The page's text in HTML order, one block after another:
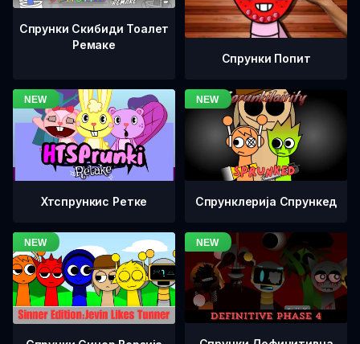
Спрунки Скибиди Тоалет
Ремаке
Спрунки Попит
Хтспрункис Ретке Спрунклерија Спрункед